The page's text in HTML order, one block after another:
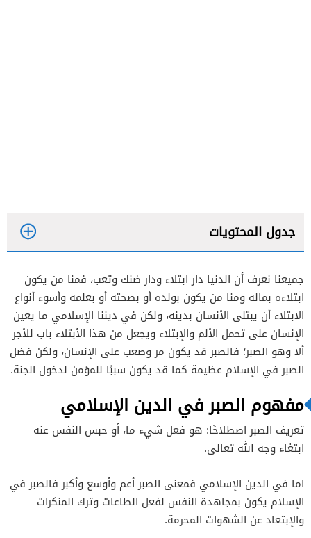
جدول المحتويات
جميعنا نعرف أن الدنيا دار ابتلاء ودار ضنك وتعب، فمنا من يكون
ابتلاءه بماله ومنا من يكون بولده أو بصحته أو بعلمه وأسوء أنواع
الابتلاء أن يبتلى الأنسان بدينه، ولكن في ديننا الإسلامي ما يعين
الإنسان على تحمل الألم والإبتلاء ويجعل من هذا الأبتلاء باب للأجر
ألا وهو الصبر؛ فالصبر قد يكون مر وصعب على الإنسان، ولكن فضل
الصبر في الإسلام عظيمة كما قد يكون سببًا للمؤمن لدخول الجنة.
مفهوم الصبر في الدين الإسلامي
تعريف الصبر اصطلاحًا: هو فعل شيء ما، أو حبس النفس عنه
ابتغاء وجه الله تعالى.
اما في الدين الإسلامي فمعنى الصبر أعم وأوسع وأكبر فالصبر في
الإسلام يكون بمجاهدة النفس لفعل الطاعات وترك المنكرات
والإبتعاد عن الشهوات المحرمة.